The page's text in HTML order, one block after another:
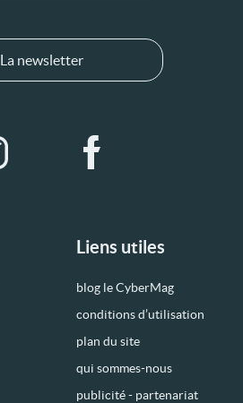
Liens utiles
blog le CyberMag
conditions d’utilisation
plan du site
qui sommes-nous
publicité - partenariat
La newsletter